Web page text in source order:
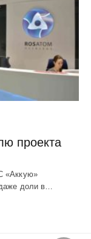
проекта
«Аккую»
доли в…